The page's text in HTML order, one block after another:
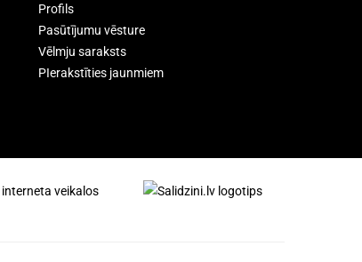
Profils
Pasūtījumu vēsture
Vēlmju saraksts
PIerakstīties jaunmiem